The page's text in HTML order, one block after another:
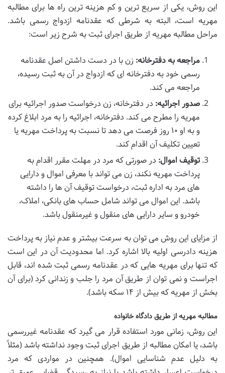
این روش، یکی از سریع ترین و کم هزینه ترین راه ها برای مطالبه
مهریه است، البته به شرطی که عقدنامه ازدواج رسمی باشد.
مراحل مطالبه مهریه از طریق اجرای ثبت به شرح زیر است:
مراجعه به دفترخانه: زن با در دست داشتن اصل عقدنامه
رسمی خود به دفترخانه ای که ازدواج در آن به ثبت رسیده،
مراجعه می کند.
صدور اجرائیه: در دفترخانه، زن درخواست صدور اجرائیه برای
مهریه را مطرح می کند. دفترخانه، اجرائیه را به مرد ابلاغ کرده
و به او ۱۰ روز فرصت می دهد تا نسبت به پرداخت مهریه یا
تعیین تکلیف آن اقدام کند.
توقیف اموال: در صورتی که مرد در مهلت مقرر اقدام به
پرداخت مهریه نکند، زن می تواند با معرفی اموال و دارایی
های مرد به اداره ثبت، درخواست توقیف آن ها را داشته
باشد. این اموال می تواند شامل حساب های بانکی، املاک،
خودرو و سایر دارایی های منقول و غیرمنقول باشد.
از مزایای این روش می توان به سرعت بیشتر و عدم نیاز به پرداخت
هزینه دادرسی اولیه بالا اشاره کرد. اما محدودیت آن در این است
که تنها برای مهریه هایی که در عقدنامه رسمی ثبت شده اند، قابل
اجراست و نمی توان از طریق آن مرد را جلب و زندانی کرد (برای آن
بخش از مهریه که بیش از ۱۴ سکه باشد).
مطالبه مهریه از طریق دادگاه خانواده
این روش، زمانی مورد استفاده قرار می گیرد که عقدنامه غیررسمی
باشد، یا امکان مطالبه از طریق اجرای ثبت وجود نداشته باشد (مثلاً
به دلیل عدم شناسایی اموال). همچنین در مواردی که مرد